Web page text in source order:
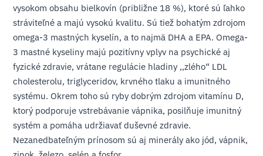
vysokom obsahu bielkovín (približne 18 %), ktoré sú ľahko
stráviteľné a majú vysokú kvalitu. Sú tiež bohatým zdrojom
omega-3 mastných kyselín, a to najmä DHA a EPA. Omega-
3 mastné kyseliny majú pozitívny vplyv na psychické aj
fyzické zdravie, vrátane regulácie hladiny ,,zlého“ LDL
cholesterolu, triglyceridov, krvného tlaku a imunitného
systému. Okrem toho sú ryby dobrým zdrojom vitamínu D,
ktorý podporuje vstrebávanie vápnika, posilňuje imunitný
systém a pomáha udržiavať duševné zdravie.
Nezanedbateľným prínosom sú aj minerály ako jód, vápnik,